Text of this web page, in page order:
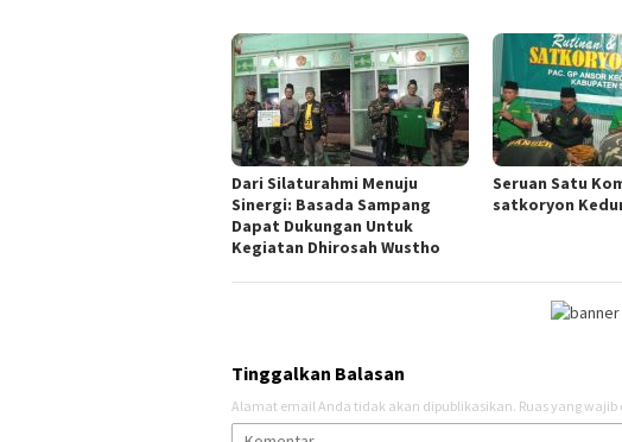
Dari Silaturahmi Menuju
Sinergi: Basada Sampang
Dapat Dukungan Untuk
Kegiatan Dhirosah Wustho
Seruan Satu
satkoryon
Tinggalkan Balasan
Alamat email Anda tidak akan dipublikasikan. Ruas yang